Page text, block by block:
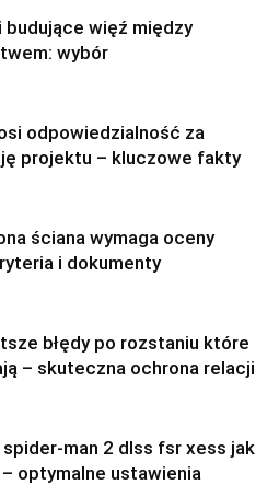
budujące więź między
wybór
odpowiedzialność za
projektu – kluczowe fakty
ściana wymaga oceny
i dokumenty
błędy po rozstaniu które
– skuteczna ochrona relacji
spider-man 2 dlss fsr xess jak
optymalne ustawienia